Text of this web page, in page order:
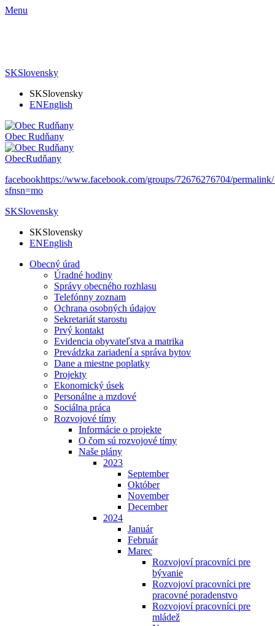
Menu
SKSlovensky
SKSlovensky
ENEnglish
Obec Rudňany
ObecRudňany
facebookhttps://www.facebook.com/groups/72676276704/
sfnsn=mo
SKSlovensky
SKSlovensky
ENEnglish
Obecný úrad
Úradné hodiny
Správy obecného rozhlasu
Telefónny zoznam
Ochrana osobných údajov
Sekretariát starostu
Prvý kontakt
Evidencia obyvateľstva a matrika
Prevádzka zariadení a správa bytov
Dane a miestne poplatky
Projekty
Ekonomický úsek
Personálne a mzdové
Sociálna práca
Rozvojové tímy
Informácie o projekte
O čom sú rozvojové tímy
Naše plány
2023
September
Október
November
December
2024
Január
Február
Marec
Rozvojoví pracovníci pre
bývanie
Rozvojoví pracovníci pre
pracovné poradenstvo
Rozvojoví pracovníci pre
mládež